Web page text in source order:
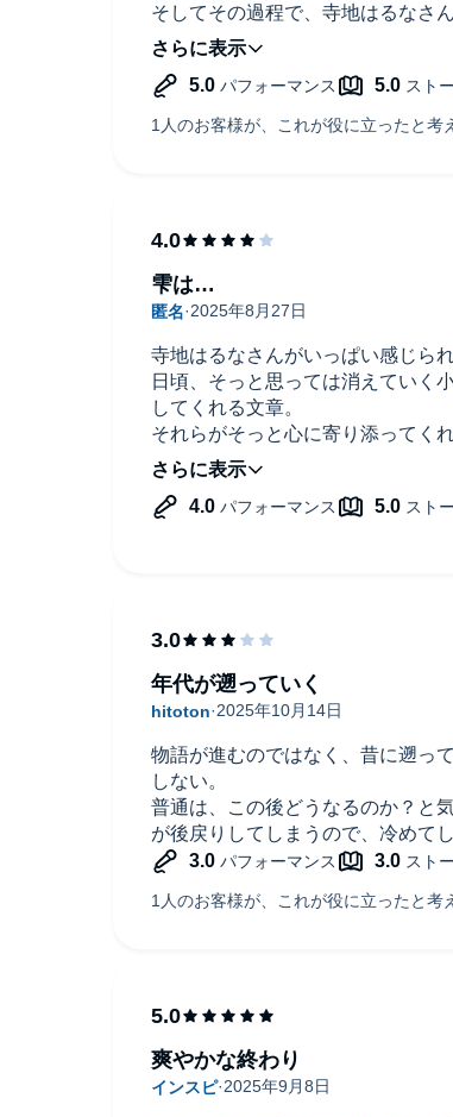
そしてその過程で、寺地はるなさ
ら言いたいことを登場人物が代弁
感謝する様な気持ちになる。
ナレーションもセリフ読みが自然
寺地はるなさんがいっぱい感じら
日頃、そっと思っては消えていく
してくれる文章。
それらがそっと心に寄り添ってく
えた後に温かい心に包まれた気持
好きでもないのに、好きな人がい
念というには大袈裟なほのかな心
そしてタイトル雫の意味がやわら
たです。
雫は…
物語が進むのではなく、昔に遡っ
しない。
普通は、この後どうなるのか？と
が後戻りしてしまうので、冷めてし
年代が遡っていく
爽やかな終わり